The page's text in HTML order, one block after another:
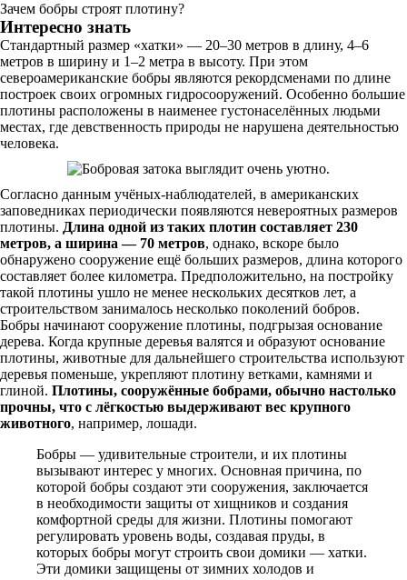
Зачем бобры строят плотину?
Интересно знать
Стандартный размер «хатки» — 20–30 метров в длину, 4–6
метров в ширину и 1–2 метра в высоту. При этом
североамериканские бобры являются рекордсменами по длине
построек своих огромных гидросооружений. Особенно большие
плотины расположены в наименее густонаселённых людьми
местах, где девственность природы не нарушена деятельностью
человека.
Согласно данным учёных-наблюдателей, в американских
заповедниках периодически появляются невероятных размеров
плотины. Длина одной из таких плотин составляет 230
метров, а ширина — 70 метров, однако, вскоре было
обнаружено сооружение ещё больших размеров, длина которого
составляет более километра. Предположительно, на постройку
такой плотины ушло не менее нескольких десятков лет, а
строительством занималось несколько поколений бобров.
Бобры начинают сооружение плотины, подгрызая основание
дерева. Когда крупные деревья валятся и образуют основание
плотины, животные для дальнейшего строительства используют
деревья поменьше, укрепляют плотину ветками, камнями и
глиной. Плотины, сооружённые бобрами, обычно настолько
прочны, что с лёгкостью выдерживают вес крупного
животного, например, лошади.
Бобры — удивительные строители, и их плотины
вызывают интерес у многих. Основная причина, по
которой бобры создают эти сооружения, заключается
в необходимости защиты от хищников и создания
комфортной среды для жизни. Плотины помогают
регулировать уровень воды, создавая пруды, в
которых бобры могут строить свои домики — хатки.
Эти домики защищены от зимних холодов и